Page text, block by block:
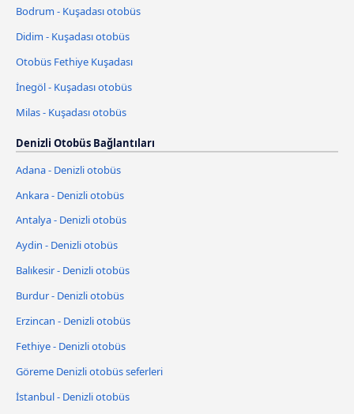
Bodrum - Kuşadası otobüs
Didim - Kuşadası otobüs
Otobüs Fethiye Kuşadası
İnegöl - Kuşadası otobüs
Milas - Kuşadası otobüs
Denizli Otobüs Bağlantıları
Adana - Denizli otobüs
Ankara - Denizli otobüs
Antalya - Denizli otobüs
Aydin - Denizli otobüs
Balıkesir - Denizli otobüs
Burdur - Denizli otobüs
Erzincan - Denizli otobüs
Fethiye - Denizli otobüs
Göreme Denizli otobüs seferleri
İstanbul - Denizli otobüs